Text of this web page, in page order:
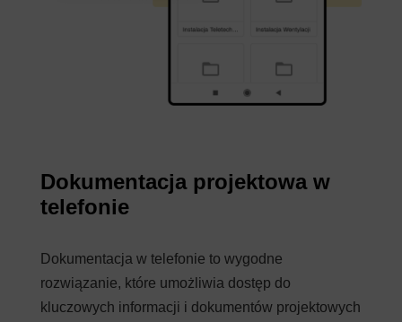
Dokumentacja projektowa w
telefonie
Dokumentacja w telefonie to wygodne
rozwiązanie, które umożliwia dostęp do
kluczowych informacji i dokumentów projektowych